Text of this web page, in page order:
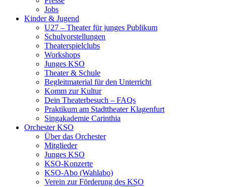
Jobs
Kinder & Jugend
U27 – Theater für junges Publikum
Schulvorstellungen
Theaterspielclubs
Workshops
Junges KSO
Theater & Schule
Begleitmaterial für den Unterricht
Komm zur Kultur
Dein Theaterbesuch – FAQs
Praktikum am Stadttheater Klagenfurt
Singakademie Carinthia
Orchester KSO
Über das Orchester
Mitglieder
Junges KSO
KSO-Konzerte
KSO-Abo (Wahlabo)
Verein zur Förderung des KSO